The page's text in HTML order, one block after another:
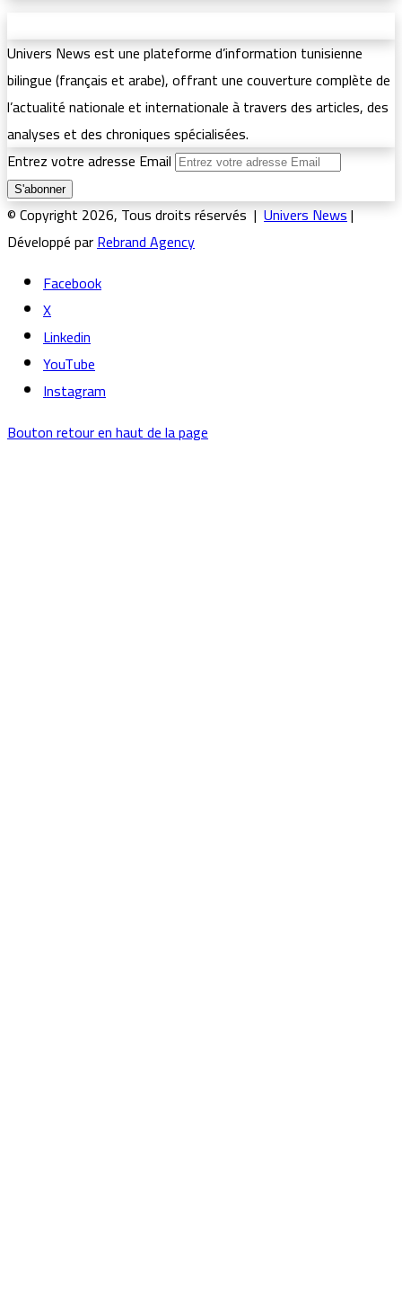
Univers News est une plateforme d’information tunisienne
bilingue (français et arabe), offrant une couverture complète de
l’actualité nationale et internationale à travers des articles, des
analyses et des chroniques spécialisées.
Entrez votre adresse Email
© Copyright 2026, Tous droits réservés |Univers News|
Développé parRebrand Agency
Facebook
X
Linkedin
YouTube
Instagram
Bouton retour en haut de la page